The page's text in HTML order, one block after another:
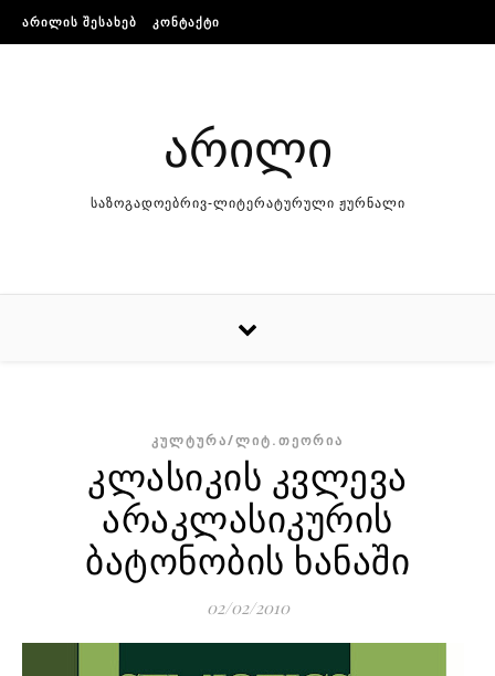
Skip to content
ᲐᲠᲘᲚᲘᲡ ᲨᲔᲡᲐᲮᲔᲑ ᲙᲝᲜᲢᲐᲥᲢᲘ
არილი
საზოგადოებრივ-ლიტერატურული ჟურნალი
ᲙᲣᲚᲢᲣᲠᲐ/ᲚᲘᲢ.ᲗᲔᲝᲠᲘᲐ
კლასიკის კვლევა
არაკლასიკურის
ბატონობის ხანაში
02/02/2010